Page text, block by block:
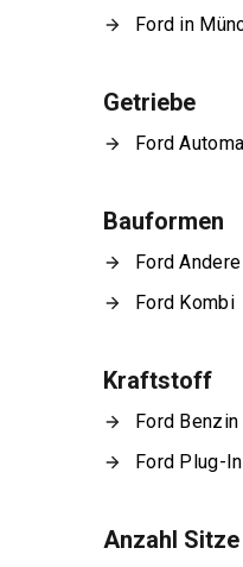
Ford in
Getriebe
Ford
Bauformen
Ford Andere
Ford Kombi
Kraftstoff
Ford Benzin
Ford Plug-
Anzahl Sitze